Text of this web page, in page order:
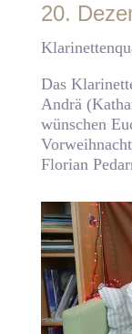
20.
Das
Andrä
wünschen
Florian